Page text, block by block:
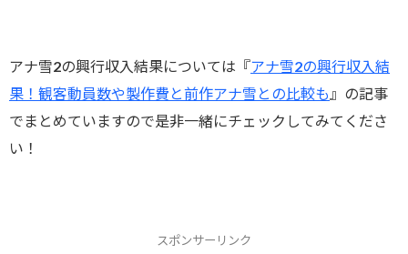
アナ雪2の興行収入結果については『アナ雪2の興行収入結
果！観客動員数や製作費と前作アナ雪との比較も 』の記事
でまとめていますので是非一緒にチェックしてみてくださ
い！
スポンサーリンク